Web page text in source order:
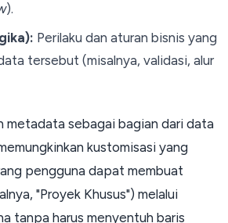
).
Perilaku dan aturan bisnis yang
tersebut (misalnya, validasi, alur
metadata sebagai bagian dari data
kustomisasi yang
pengguna dapat membuat
"Proyek Khusus") melalui
tanpa harus menyentuh baris